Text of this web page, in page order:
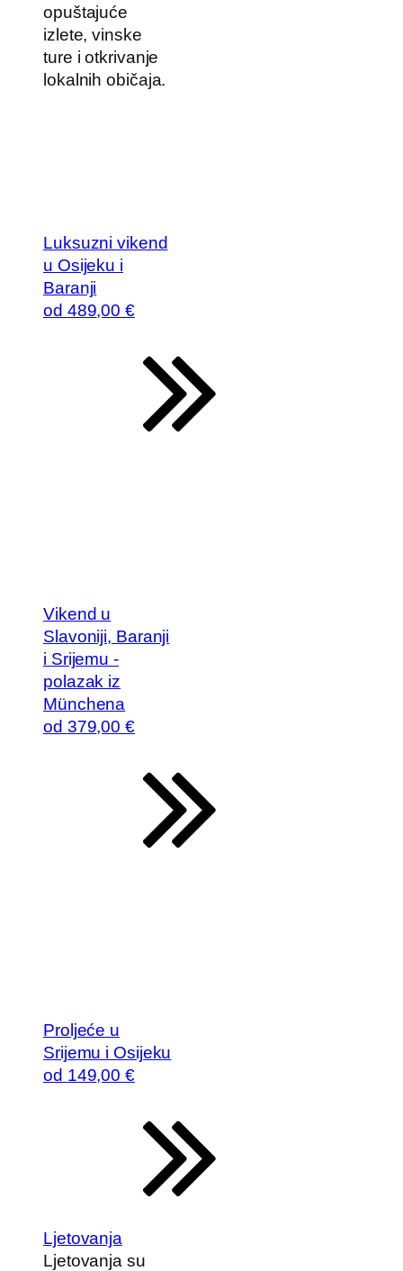
opuštajuće
izlete, vinske
ture i otkrivanje
lokalnih običaja.
Luksuzni vikend
u Osijeku i
Baranji
od 489,00 €
Vikend u
Slavoniji, Baranji
i Srijemu -
polazak iz
Münchena
od 379,00 €
Proljeće u
Srijemu i Osijeku
od 149,00 €
Ljetovanja
Ljetovanja su